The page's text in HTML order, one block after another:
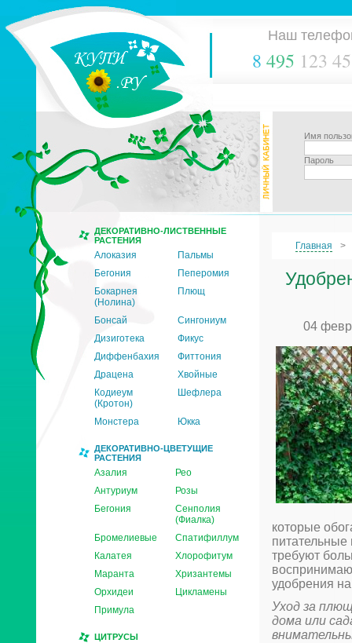
Наш
8 495 123
Имя
Пароль
ДЕКОРАТИВНО-ЛИСТВЕННЫЕ
РАСТЕНИЯ
Алоказия
Пальмы
Бегония
Пеперомия
Бокарнея
(Нолина)
Плющ
Бонсай
Сингониум
Дизиготека
Фикус
Диффенбахия
Фиттония
Драцена
Хвойные
Кодиеум
(Кротон)
Шефлера
Монстера Юкка
ДЕКОРАТИВНО-ЦВЕТУЩИЕ
РАСТЕНИЯ
Азалия
Рео
Антуриум
Розы
Бегония
Сенполия
(Фиалка)
Бромелиевые
Спатифиллум
Калатея
Хлорофитум
Маранта
Хризантемы
Орхидеи
Цикламены
Примула
ЦИТРУСЫ
Главная
04
которые
требуют
удобрения
Уход за
дома или